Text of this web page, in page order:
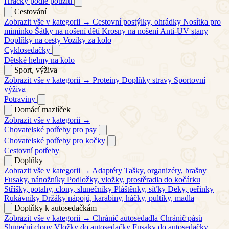
Cestování
Zobrazit vše v kategorii → Cestovní postýlky, ohrádky Nosítka pro
miminko Šátky na nošení dětí Krosny na nošení Anti-UV stany
Doplňky na cesty Vozíky za kolo
Cyklosedačky
Dětské helmy na kolo
Sport, výživa
Zobrazit vše v kategorii → Proteiny Doplňky stravy Sportovní
výživa
Potraviny
Domácí mazlíček
Zobrazit vše v kategorii →
Chovatelské potřeby pro psy
Chovatelské potřeby pro kočky
Cestovní potřeby
Doplňky
Zobrazit vše v kategorii → Adaptéry Tašky, organizéry, brašny
Fusaky, nánožníky Podložky, vložky, prostěradla do kočárku
Stříšky, potahy, clony, slunečníky Pláštěnky, síťky Deky, peřinky
Rukávníky Držáky nápojů, karabiny, háčky, pultíky, madla
Doplňky k autosedačkám
Zobrazit vše v kategorii → Chránič autosedadla Chránič pásů
Sluneční clony Vložky do autosedačky Fusaky do autosedačky